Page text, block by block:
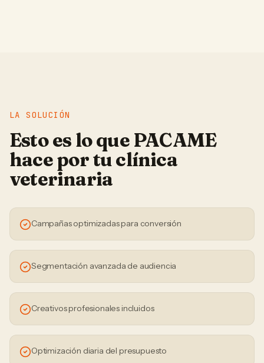
LA SOLUCIÓN
Esto es lo que PACAME
hace por tuclínica
veterinaria
Campañas optimizadas para conversión
Segmentación avanzada de audiencia
Creativos profesionales incluidos
Optimización diaria del presupuesto